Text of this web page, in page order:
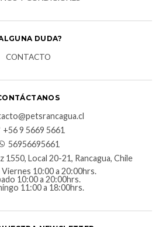
DUDA?
CONTACTO
‪+56 9 5669 5661‬
56956695661‬
1550, Local 20-21, Rancagua, Chile
Viernes 10:00 a 20:00hrs.
10:00 a 20:00hrs.
11:00 a 18:00hrs.